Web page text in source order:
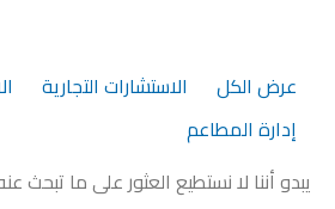
عرض الكل الاستشارات التجارية
إدارة المطاعم
يبدو أننا لا نستطيع العثور على ما تبحث